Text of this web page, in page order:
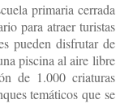
primaria cerrada
para atraer turistas
pueden disfrutar de
piscina al aire libre
de 1.000 criaturas
temáticos que se